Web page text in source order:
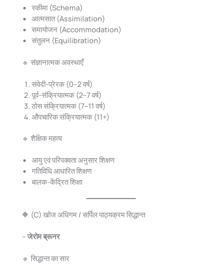
स्कीमा (Schema)
आत्मसात (Assimilation)
समायोजन (Accommodation)
संतुलन (Equilibration)
🔹 संज्ञानात्मक अवस्थाएँ
संवेदी-प्रेरक (0–2 वर्ष)
पूर्व-संक्रियात्मक (2–7 वर्ष)
ठोस संक्रियात्मक (7–11 वर्ष)
औपचारिक संक्रियात्मक (11+)
🔹 शैक्षिक महत्व
आयु एवं परिपक्वता अनुसार शिक्षण
गतिविधि आधारित शिक्षण
बालक-केंद्रित शिक्षा
🔶 (C) खोज अधिगम / सर्पिल पाठ्यक्रम सिद्धान्त
– जेरोम ब्रूनर
🔹 सिद्धान्त का सार